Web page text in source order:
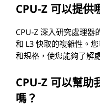
CPU-Z 可以提供
CPU-Z 深入研究處理器
和 L3 快取的複雜性。
和規格，使您能夠了解
CPU-Z 可以幫助
嗎？